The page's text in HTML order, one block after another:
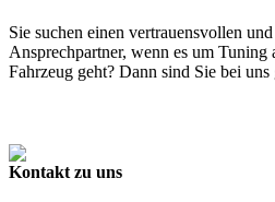
Sie suchen einen vertrauensvollen
Ansprechpartner, wenn es um
Fahrzeug geht? Dann sind Sie bei
Kontakt zu uns